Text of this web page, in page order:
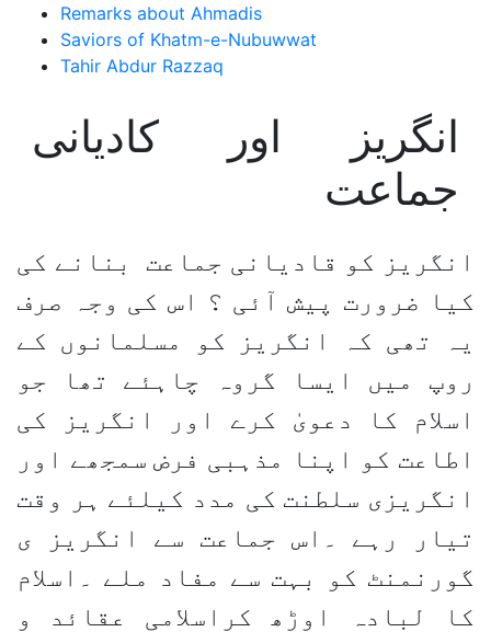
Remarks about Ahmadis
Saviors of Khatm-e-Nubuwwat
Tahir Abdur Razzaq
انگریز اور کادیانی
جماعت
انگریز کو قادیانی جماعت بنانے کی
کیا ضرورت پیش آئی ؟ اس کی وجہ صرف
یہ تھی کہ انگریز کو مسلمانوں کے
روپ میں ایسا گروہ چاہئے تھا جو
اسلام کا دعویٰ کرے اور انگریز کی
اطاعت کو اپنا مذہبی فرض سمجھے اور
انگریزی سلطنت کی مدد کیلئے ہر وقت
تیار رہے ۔اس جماعت سے انگریز ی
گورنمنٹ کو بہت سے مفاد ملے ۔اسلام
کا لبادہ اوڑھ کراسلامی عقائد و